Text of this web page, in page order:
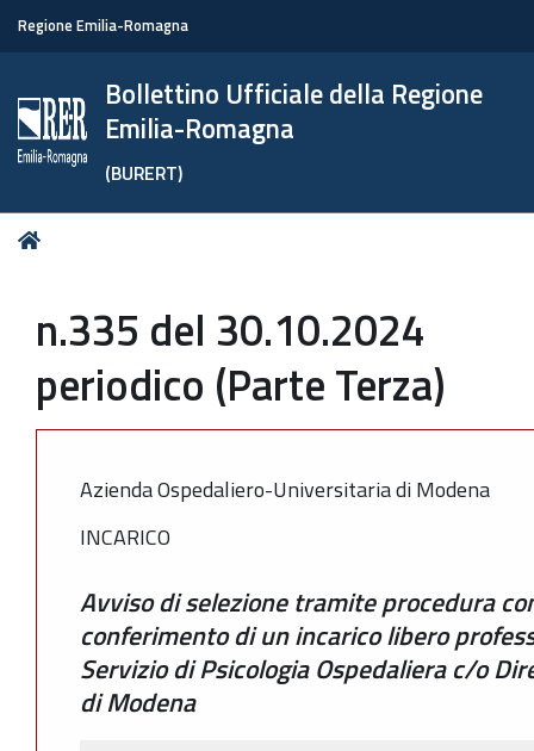
Regione Emilia-Romagna
Bollettino Ufficiale della Regione
Emilia-Romagna
(BURERT)
Tu
n.335 del 30.10.2024
periodico (Parte Terza)
Azienda Ospedaliero-Universitaria di Modena
INCARICO
Avviso di selezione tramite procedura
conferimento di un incarico libero
Servizio di Psicologia Ospedaliera c/o
di Modena